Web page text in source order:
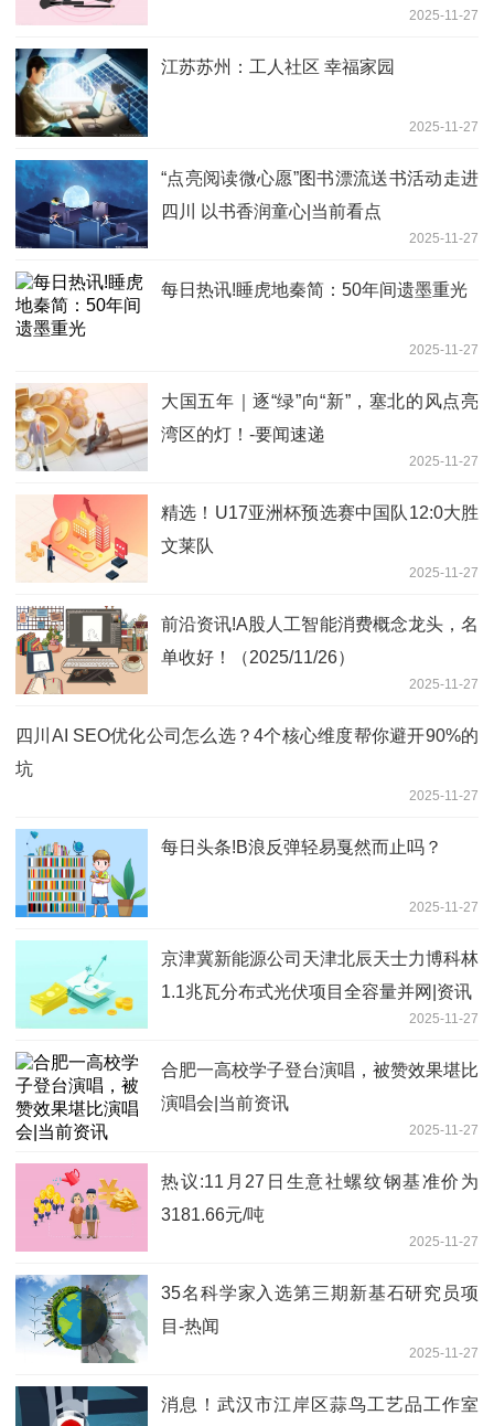
2025-11-27
江苏苏州：工人社区 幸福家园
2025-11-27
“点亮阅读微心愿”图书漂流送书活动走进
四川 以书香润童心|当前看点
2025-11-27
每日热讯!睡虎地秦简：50年间遗墨重光
2025-11-27
大国五年｜逐“绿”向“新”，塞北的风点亮
湾区的灯！-要闻速递
2025-11-27
精选！U17亚洲杯预选赛中国队12:0大胜
文莱队
2025-11-27
前沿资讯!A股人工智能消费概念龙头，名
单收好！（2025/11/26）
2025-11-27
四川AI SEO优化公司怎么选？4个核心维度帮你避开90%的
坑
2025-11-27
每日头条!B浪反弹轻易戛然而止吗？
2025-11-27
京津冀新能源公司天津北辰天士力博科林
1.1兆瓦分布式光伏项目全容量并网|资讯
2025-11-27
合肥一高校学子登台演唱，被赞效果堪比
演唱会|当前资讯
2025-11-27
热议:11月27日生意社螺纹钢基准价为
3181.66元/吨
2025-11-27
35名科学家入选第三期新基石研究员项
目-热闻
2025-11-27
消息！武汉市江岸区蒜鸟工艺品工作室